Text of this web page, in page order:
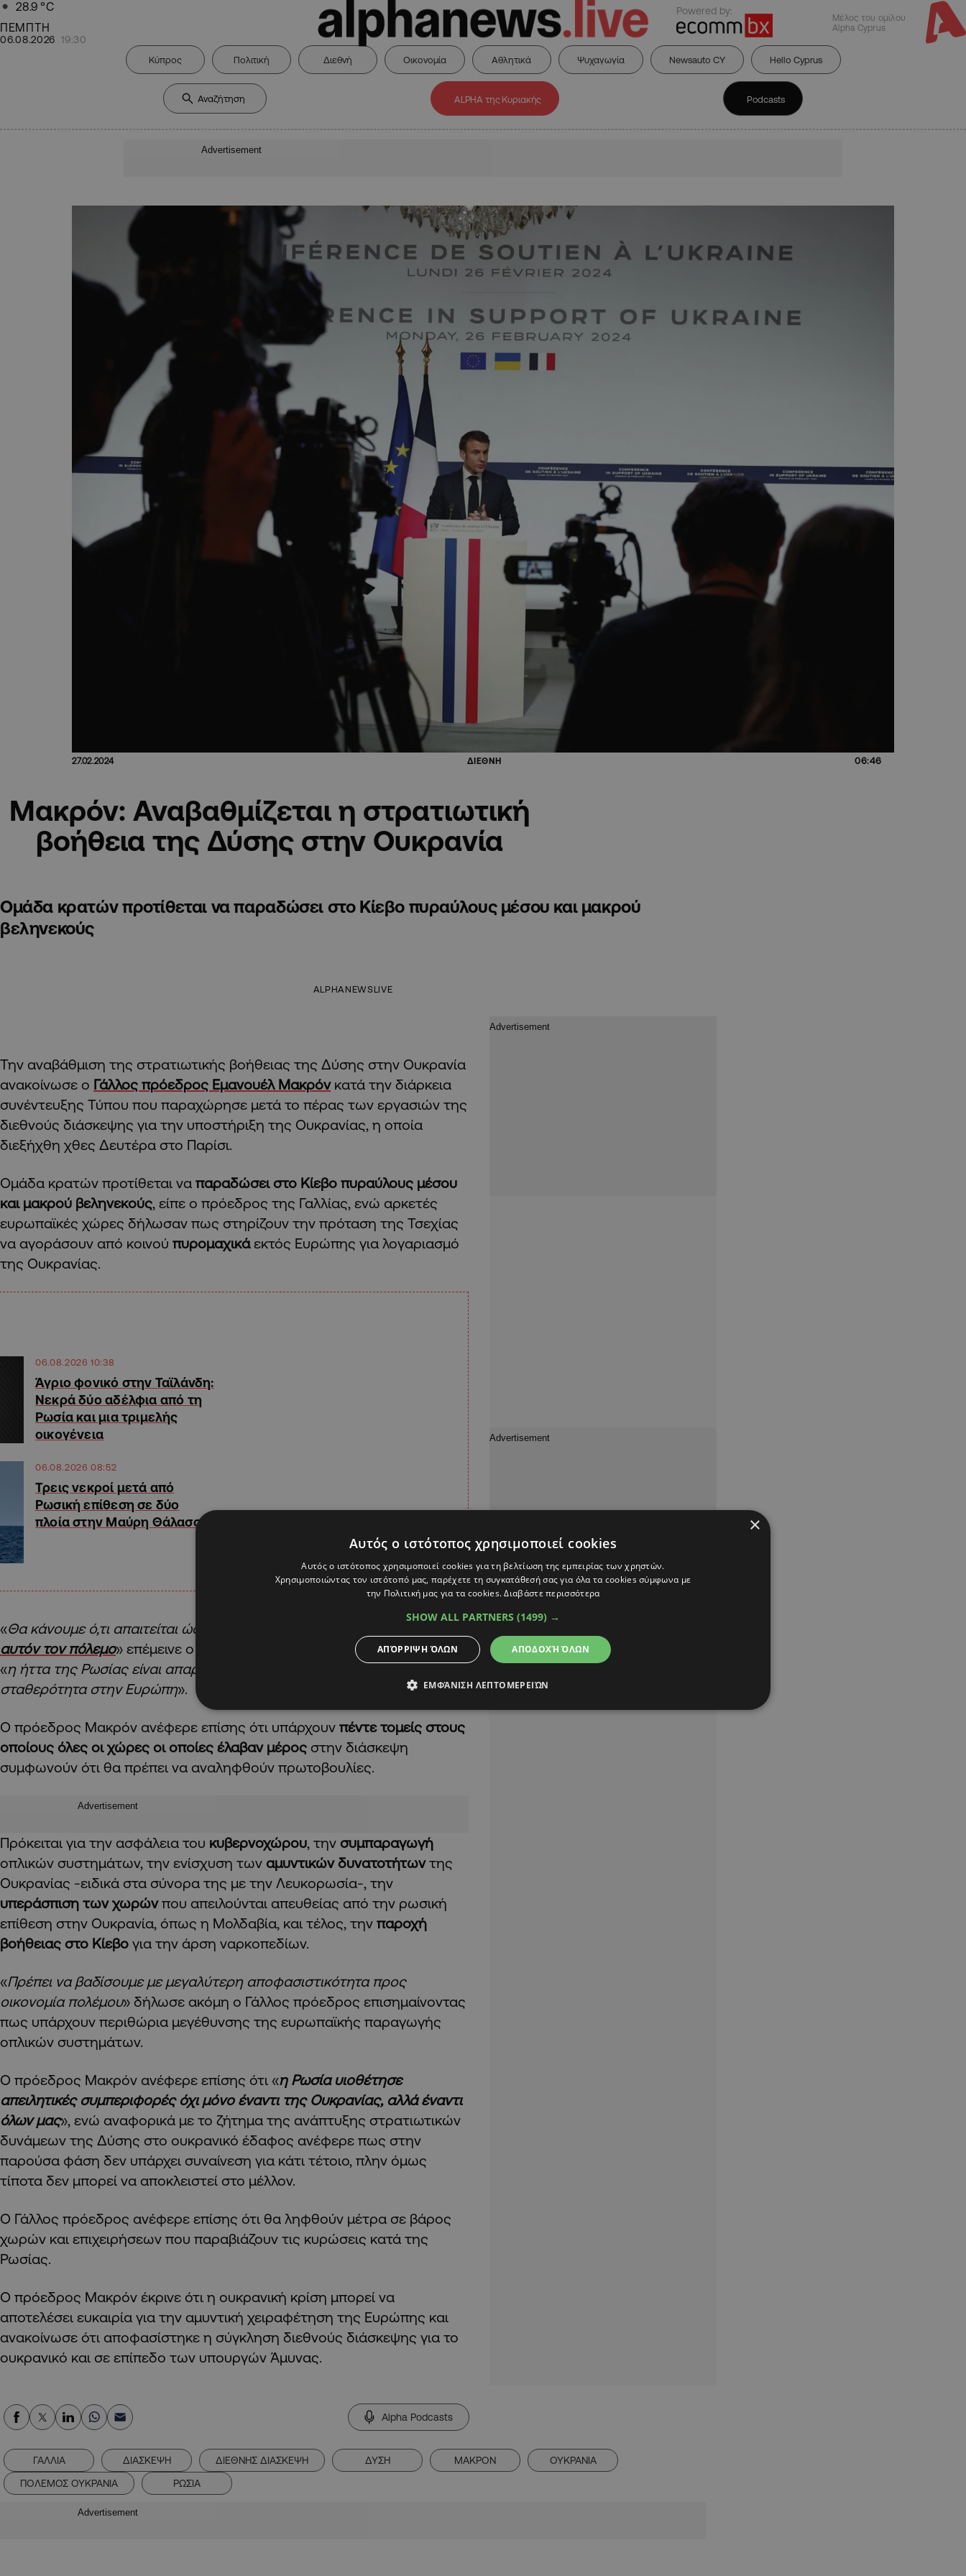
28.9 °C
ΠΕΜΠΤΗ
06.08.2026 19:30
Powered by:
Μέλος του ομίλου
Alpha Cyprus
Κύπρος Πολιτική Διεθνή Οικονομία Αθλητικά Ψυχαγωγία Newsauto CY Hello Cyprus
ALPHA της Κυριακής Podcasts
Advertisement
27.02.2024 ΔΙΕΘΝΗ 06:46
Μακρόν: Αναβαθμίζεται η στρατιωτική
βοήθεια της Δύσης στην Ουκρανία
Ομάδα κρατών προτίθεται να παραδώσει στο Κίεβο πυραύλους μέσου και μακρού
βεληνεκούς
ALPHANEWSLIVE
Την αναβάθμιση της στρατιωτικής βοήθειας της Δύσης στην Ουκρανία
ανακοίνωσε ο Γάλλος πρόεδρος Εμανουέλ Μακρόνκατά την διάρκεια
συνέντευξης Τύπου που παραχώρησε μετά το πέρας των εργασιών της
διεθνούς διάσκεψης για την υποστήριξη της Ουκρανίας, η οποία
διεξήχθη χθες Δευτέρα στο Παρίσι.
Ομάδα κρατών προτίθεται να παραδώσει στο Κίεβο πυραύλους μέσου
και μακρού βεληνεκούς, είπε ο πρόεδρος της Γαλλίας, ενώ αρκετές
ευρωπαϊκές χώρες δήλωσαν πως στηρίζουν την πρόταση της Τσεχίας
να αγοράσουν από κοινού πυρομαχικάεκτός Ευρώπης για λογαριασμό
της Ουκρανίας.
06.08.2026 10:38
Άγριο φονικό στην Ταϊλάνδη:
Νεκρά δύο αδέλφια από τη
Ρωσία και μια τριμελής
οικογένεια
06.08.2026 08:52
Τρεις νεκροί μετά από
Ρωσική επίθεση σε δύο
πλοία στην Μαύρη Θάλασσα
«Θα κάνουμε ό,τι απαιτείται ώστε η Ρωσία
αυτόν τον πόλεμο» επέμεινε ο Εμανουέλ Μακρόν, υπογραμμίζοντας ότι
«η ήττα της Ρωσίας είναι απαραίτητη για την ασφάλεια και την
σταθερότητα στην Ευρώπη».
Ο πρόεδρος Μακρόν ανέφερε επίσης ότι υπάρχουν πέντε τομείς στους
οποίους όλες οι χώρες οι οποίες έλαβαν μέρος στην διάσκεψη
συμφωνούν ότι θα πρέπει να αναληφθούν πρωτοβουλίες.
Advertisement
Πρόκειται για την ασφάλεια του κυβερνοχώρου, την συμπαραγωγή
οπλικών συστημάτων, την ενίσχυση των αμυντικών δυνατοτήτωντης
Ουκρανίας -ειδικά στα σύνορα της με την Λευκορωσία-, την
υπεράσπιση των χωρώνπου απειλούνται απευθείας από την ρωσική
επίθεση στην Ουκρανία, όπως η Μολδαβία, και τέλος, την παροχή
βοήθειας στο Κίεβο για την άρση ναρκοπεδίων.
«Πρέπει να βαδίσουμε με μεγαλύτερη αποφασιστικότητα προς
οικονομία πολέμου» δήλωσε ακόμη ο Γάλλος πρόεδρος επισημαίνοντας
πως υπάρχουν περιθώρια μεγέθυνσης της ευρωπαϊκής παραγωγής
οπλικών συστημάτων.
Ο πρόεδρος Μακρόν ανέφερε επίσης ότι «η Ρωσία υιοθέτησε
απειλητικές συμπεριφορές όχι μόνο έναντι της Ουκρανίας, αλλά έναντι
όλων μας», ενώ αναφορικά με το ζήτημα της ανάπτυξης στρατιωτικών
δυνάμεων της Δύσης στο ουκρανικό έδαφος ανέφερε πως στην
παρούσα φάση δεν υπάρχει συναίνεση για κάτι τέτοιο, πλην όμως
τίποτα δεν μπορεί να αποκλειστεί στο μέλλον.
Ο Γάλλος πρόεδρος ανέφερε επίσης ότι θα ληφθούν μέτρα σε βάρος
χωρών και επιχειρήσεων που παραβιάζουν τις κυρώσεις κατά της
Ρωσίας.
Ο πρόεδρος Μακρόν έκρινε ότι η ουκρανική κρίση μπορεί να
αποτελέσει ευκαιρία για την αμυντική χειραφέτηση της Ευρώπης και
ανακοίνωσε ότι αποφασίστηκε η σύγκληση διεθνούς διάσκεψης για το
ουκρανικό και σε επίπεδο των υπουργών Άμυνας.
Alpha Podcasts
ΓΑΛΛΙΑ ΔΙΑΣΚΕΨΗ ΔΙΕΘΝΗΣ ΔΙΑΣΚΕΨΗ ΔΥΣΗ ΜΑΚΡΟΝ
ΟΥΚΡΑΝΙΑ
ΠΟΛΕΜΟΣ ΟΥΚΡΑΝΙΑ
ΡΩΣΙΑ
Advertisement
×
Αυτός ο ιστότοπος χρησιμοποιεί cookies
Αυτός ο ιστότοπος χρησιμοποιεί cookies για τη βελτίωση της εμπειρίας των χρηστών.
Χρησιμοποιώντας τον ιστότοπό μας, παρέχετε τη συγκατάθεσή σας για όλα τα cookies σύμφωνα με
την Πολιτική μας για τα cookies.Διαβάστε περισσότερα
SHOW ALL PARTNERS (1499) →
ΑΠΟΔΟΧΉ ΌΛΩΝ
ΑΠΌΡΡΙΨΗ ΌΛΩΝ
ΕΜΦΆΝΙΣΗ ΛΕΠΤΟΜΕΡΕΙΏΝ